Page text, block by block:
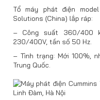
Tổ máy phát điện
Solutions (China) lắp ráp:
– Công suất 360/400
230/400V, tần số 50 Hz.
– Tình trạng: Mới 100%,
Trung Quốc.